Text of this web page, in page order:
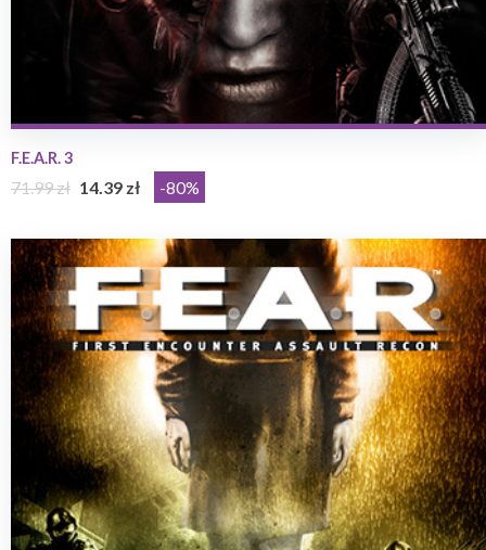
F.E.A.R. 3
71.99 zł 14.39 zł -80%